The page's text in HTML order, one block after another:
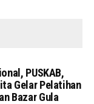
PUSKAB,
Gelar Pelatihan
Bazar Gula